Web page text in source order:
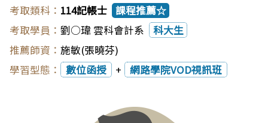
114記帳士 課程推薦☆
劉○瑋 雲科會計系
科大生
施敏(張曉芬)
數位函授
+ 網路學院VOD視訊班